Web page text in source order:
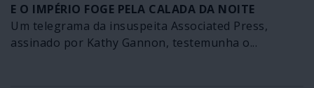
E O IMPÉRIO FOGE PELA CALADA DA NOITE
Um telegrama da insuspeita Associated Press,
assinado por Kathy Gannon, testemunha o...